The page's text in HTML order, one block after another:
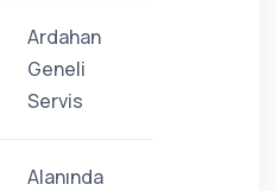
Ardahan
Geneli
Servis
Alanında